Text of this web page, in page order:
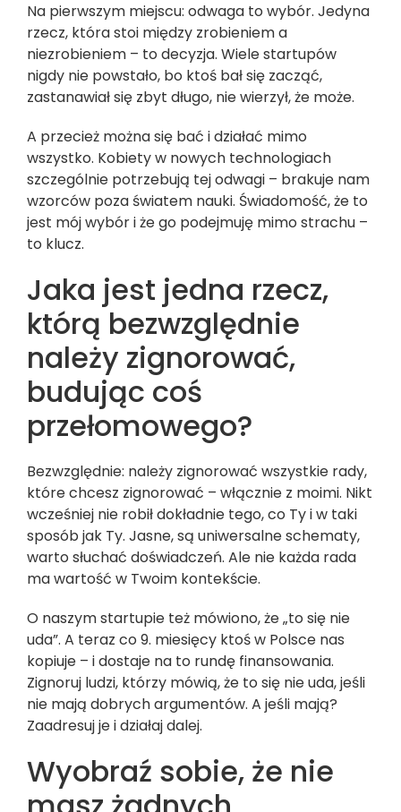
Na pierwszym miejscu: odwaga to wybór. Jedyna
rzecz, która stoi między zrobieniem a
niezrobieniem – to decyzja. Wiele startupów
nigdy nie powstało, bo ktoś bał się zacząć,
zastanawiał się zbyt długo, nie wierzył, że może.
A przecież można się bać i działać mimo
wszystko. Kobiety w nowych technologiach
szczególnie potrzebują tej odwagi – brakuje nam
wzorców poza światem nauki. Świadomość, że to
jest mój wybór i że go podejmuję mimo strachu –
to klucz.
Jaka jest jedna rzecz,
którą bezwzględnie
należy zignorować,
budując coś
przełomowego?
Bezwzględnie: należy zignorować wszystkie rady,
które chcesz zignorować – włącznie z moimi. Nikt
wcześniej nie robił dokładnie tego, co Ty i w taki
sposób jak Ty. Jasne, są uniwersalne schematy,
warto słuchać doświadczeń. Ale nie każda rada
ma wartość w Twoim kontekście.
O naszym startupie też mówiono, że „to się nie
uda”. A teraz co 9. miesięcy ktoś w Polsce nas
kopiuje – i dostaje na to rundę finansowania.
Zignoruj ludzi, którzy mówią, że to się nie uda, jeśli
nie mają dobrych argumentów. A jeśli mają?
Zaadresuj je i działaj dalej.
Wyobraź sobie, że nie